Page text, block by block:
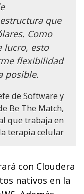
que
Como
lucro, esto
flexibilidad
posible.
de Software y
Be The Match,
que trabaja en
terapia celular
con Cloudera
nativos en la